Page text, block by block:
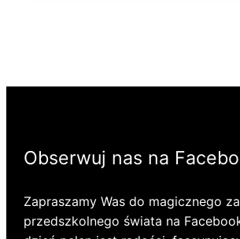
Obserwuj nas na
Zapraszamy Was do magicznego
przedszkolnego świata na